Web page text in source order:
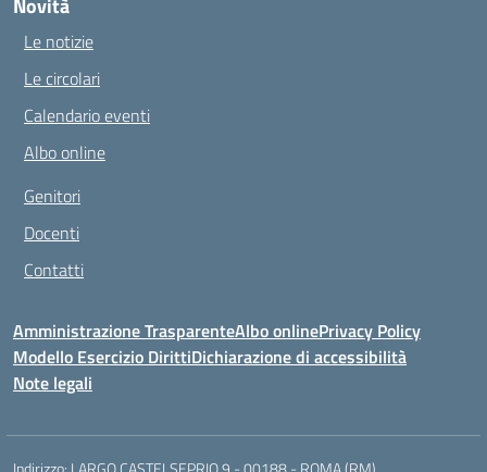
Novità
Le notizie
Le circolari
Calendario eventi
Albo online
Genitori
Docenti
Contatti
Amministrazione TrasparenteAlbo onlinePrivacy Policy
Modello Esercizio DirittiDichiarazione di accessibilità
Note legali